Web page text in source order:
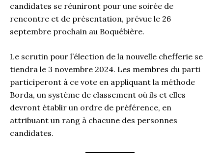
candidates se réuniront pour une soirée de
rencontre et de présentation, prévue le 26
septembre prochain au Boquébière.
Le scrutin pour l’élection de la nouvelle chefferie se
tiendra le 3 novembre 2024. Les membres du parti
participeront à ce vote en appliquant la méthode
Borda, un système de classement où ils et elles
devront établir un ordre de préférence, en
attribuant un rang à chacune des personnes
candidates.